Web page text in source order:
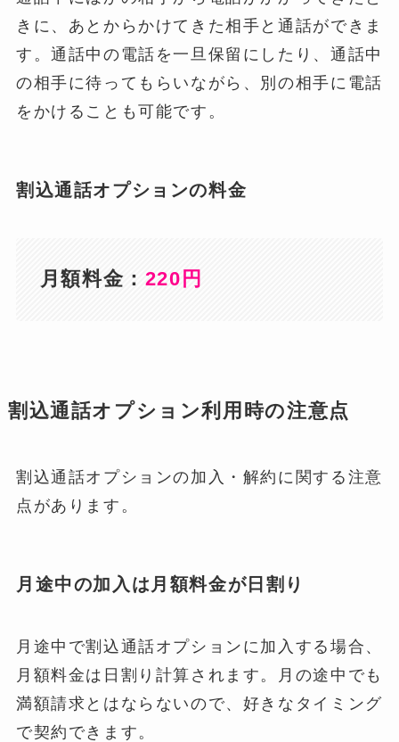
きに、あとからかけてきた相手と通話ができま
す。通話中の電話を一旦保留にしたり、通話中
の相手に待ってもらいながら、別の相手に電話
をかけることも可能です。
割込通話オプションの料金
月額料金： 220円
割込通話オプション利用時の注意点
割込通話オプションの加入・解約に関する注意
点があります。
月途中の加入は月額料金が日割り
月途中で割込通話オプションに加入する場合、
月額料金は日割り計算されます。月の途中でも
満額請求とはならないので、好きなタイミング
で契約できます。